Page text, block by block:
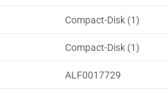
Compact-Disk (1)
Compact-Disk (1)
ALF0017729